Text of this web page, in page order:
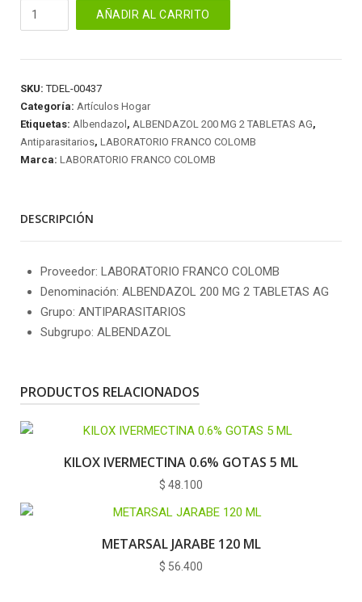
ALBENDAZOL
2
AG
cantidad
AÑADIR AL CARRITO
SKU:TDEL-00437
Categoría: Artículos Hogar
Etiquetas: Albendazol , ALBENDAZOL 200 MG 2 TABLETAS AG,
Antiparasitarios, LABORATORIO FRANCO COLOMB
Marca: LABORATORIO FRANCO COLOMB
DESCRIPCIÓN
Proveedor: LABORATORIO FRANCO COLOMB
Denominación: ALBENDAZOL 200 MG 2 TABLETAS AG
Grupo: ANTIPARASITARIOS
Subgrupo: ALBENDAZOL
PRODUCTOS RELACIONADOS
KILOX IVERMECTINA 0.6% GOTAS 5 ML
$ 48.100
METARSAL JARABE 120 ML
$ 56.400